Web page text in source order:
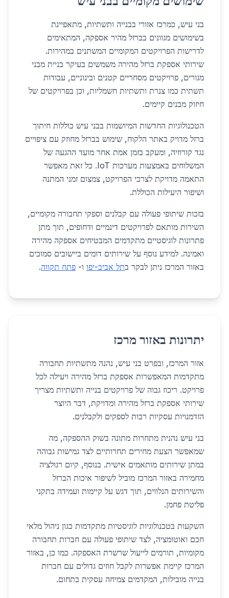
בני עיש, כמרכז אזורי בבנייה ותשתיות, מתאפיינת
בשימושים מגוונים בברזל מהיר אספקה, המתאימים
לדרישות הפרויקטים המקומיים המשתנים במהירות.
שירותי אספקת ברזל מהירה משמשים בעיקר בניית מבני
מגורים, פרויקטים מסחריים קטנים ובינוניים, עבודות
תשתית כמו צנרת ותשתיות חשמליות, וכן בפרויקטים של
חיזוק מבנים קיימים.
הטכנולוגיות החדשות המיושמות בבני עיש כוללות חיתוך
ברזל מדויק באתר הלקוח, שימוש בברזל מחוזק עם ציפויים
נגד קורוזיה, ומעקב בזמן אמת אחר מועד ההגעה של
המשלוחים באמצעות מערכות IoT. כל זאת מאפשר
התאמה מדויקת לצרכי הפרויקט, צמצום זמני המתנה
ושיפור היעילות הכוללת.
בזכות שיתופי פעולה עם קבלנים וספקי תחבורה מקומיים,
השירות מותאם לפרויקטים דינמיים ודחופים, תוך מתן
פתרונות לוגיסטיים מתקדמים המבטיחים אספקה מהירה
ואמינה. למידע נוסף על שירותים דומים ביישובים סמוכים
באזור המרכז ניתן לבקר בתל אביב-יפו ו- פתח תקווה.
יתרונות באזור מרכז
אזור המרכז, ובפרט בני עיש, נהנה מתשתיות תחבורה
מתקדמות המאפשרות אספקת ברזל מהירה ויעילה לכל
פרויקט. ריכוז גבוה של פרויקטים בנייה ותשתיות מצריך
שירותי אספקת ברזל מהירה ומדויקת, דבר היוצר
הזדמנויות עסקיות רבות לספקים ולקבלנים.
בני עיש נהנית מתחרות מתונה בשוק ההספקה, מה
שמאפשר הצעת מחירים תחרותיים לצד גמישות גבוהה
במתן שירותים מותאמים אישית. בנוסף, קיום רגולציה
מחמירה באזור המרכז מוביל לשיפור איכות הברזל
והשירותים הנלווים, תוך דגש על קיימות ועמידה בתקני
פליטת פחמן.
השקעות בטכנולוגיות לוגיסטיות מתקדמות כגון ניהול מלאי
חכם ואוטומציה, לצד שיתופי פעולה עם חברות תחבורה
מקומיות, תורמים לייעול שרשרת האספקה. כמו כן, באזור
המרכז קיימת אפשרות לקבל חוזים גדולים עם חברות
בנייה מובילות, המקדמים צמיחה עסקית בתחום.